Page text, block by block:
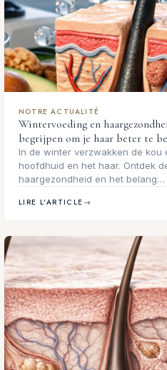
NOTRE ACTUALITÉ
Wintervoeding en
begrijpen om je haar beter te
In de winter verzwakken de kou
hoofdhuid en het haar. Ontdek
haargezondheid en het belang…
LIRE L'ARTICLE →